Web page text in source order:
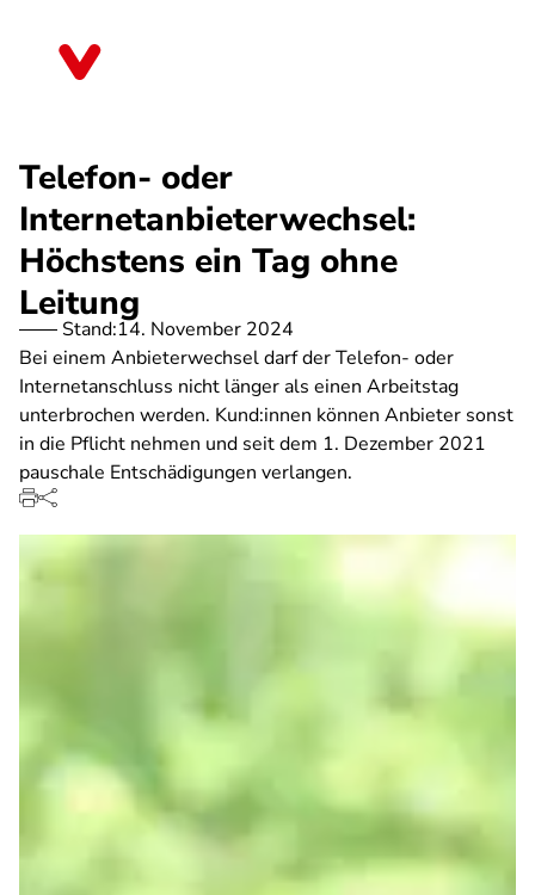
Telefon- oder
Internetanbieterwechsel:
Höchstens ein Tag ohne
Leitung
Stand:14. November 2024
Bei einem Anbieterwechsel darf der Telefon- oder
Internetanschluss nicht länger als einen Arbeitstag
unterbrochen werden. Kund:innen können Anbieter sonst
in die Pflicht nehmen und seit dem 1. Dezember 2021
pauschale Entschädigungen verlangen.